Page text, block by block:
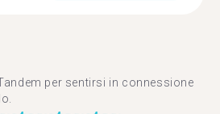
per sentirsi in connessione